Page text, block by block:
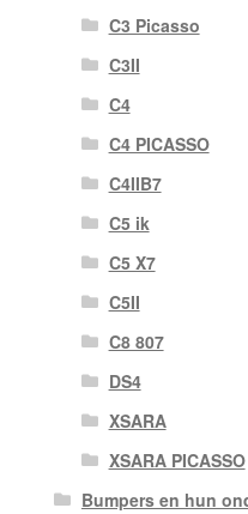
C3 Picasso
C3II
C4
C4 PICASSO
C4IIB7
C5 ik
C5 X7
C5II
C8 807
DS4
XSARA
XSARA PICASSO
Bumpers en hun